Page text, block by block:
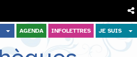
AGENDA INFOLETTRES JE SUIS